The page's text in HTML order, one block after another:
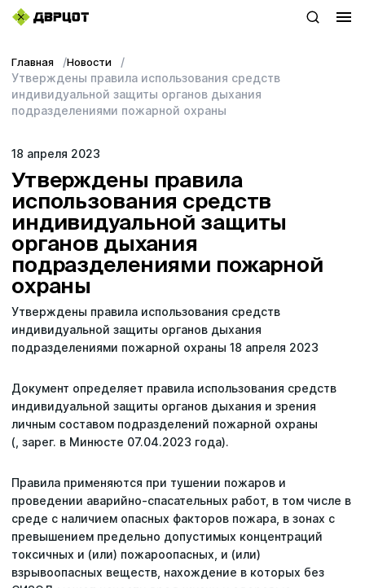
+7 (423) 22–44–333
WhatsApp
sales@dvrcot.ru
Услуги
О компании
Контакты
Топ-проекты
Статьи
Репутация
Сотрудничество с ДВРЦОТ
Главная Новости
Утверждены правила использования средств
индивидуальной защиты органов дыхания
подразделениями пожарной охраны
18 апреля 2023
Утверждены правила
использования средств
индивидуальной защиты
органов дыхания
подразделениями пожарной
охраны
Утверждены правила использования средств
индивидуальной защиты органов дыхания
подразделениями пожарной охраны 18 апреля 2023
Документ определяет правила использования средств
индивидуальной защиты органов дыхания и зрения
личным составом подразделений пожарной охраны
(, зарег. в Минюсте 07.04.2023 года).
Правила применяются при тушении пожаров и
проведении аварийно-спасательных работ, в том числе в
среде с наличием опасных факторов пожара, в зонах с
превышением предельно допустимых концентраций
токсичных и (или) пожароопасных, и (или)
взрывоопасных веществ, нахождение в которых без